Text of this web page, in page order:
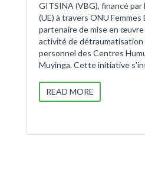
GITSINA (VBG), financé par
(UE) à travers ONU Femmes
partenaire de mise en œuvre
activité de détraumatisation
personnel des Centres
Muyinga. Cette initiative
READ MORE